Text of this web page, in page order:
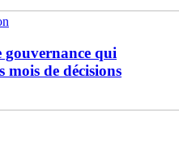
qui
de décisions